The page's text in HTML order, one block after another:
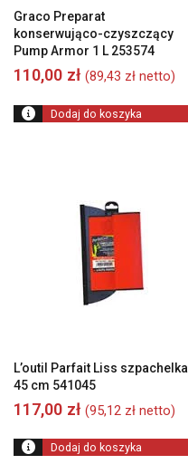
Graco Preparat
konserwująco-czyszczący
Pump Armor 1 L 253574
110,00 zł (89,43 zł netto)
Dodaj do koszyka
L’outil Parfait Liss szpachelka
45 cm 541045
117,00 zł (95,12 zł netto)
Dodaj do koszyka